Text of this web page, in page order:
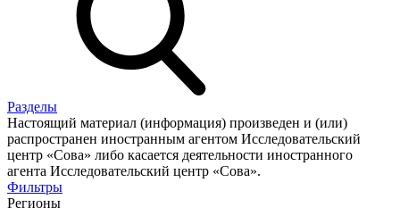
Разделы
Настоящий материал (информация) произведен и (или)
распространен иностранным агентом Исследовательский
центр «Сова» либо касается деятельности иностранного
агента Исследовательский центр «Сова».
Фильтры
Регионы